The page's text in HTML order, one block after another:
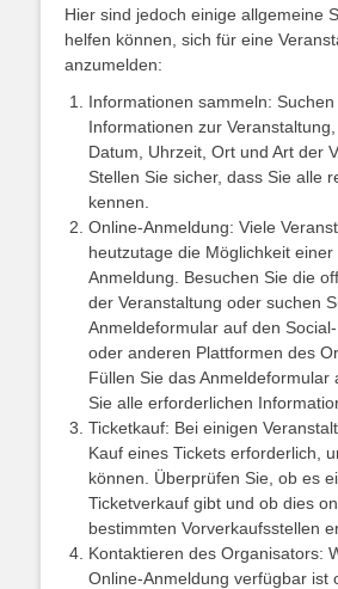
Hier sind jedoch einige allgemeine
helfen können, sich für eine
anzumelden:
Informationen sammeln: Suchen
Informationen zur
Datum, Uhrzeit, Ort und Art der
Stellen Sie sicher, dass Sie alle
kennen.
Online-Anmeldung: Viele
heutzutage die Möglichkeit einer
Anmeldung. Besuchen Sie die
der Veranstaltung oder suchen
Anmeldeformular auf den
oder anderen Plattformen des
Füllen Sie das Anmeldeformular
Sie alle erforderlichen
Ticketkauf: Bei einigen
Kauf eines Tickets erforderlich,
können. Überprüfen Sie, ob es
Ticketverkauf gibt und ob dies
bestimmten Vorverkaufsstellen
Kontaktieren des Organisators:
Online-Anmeldung verfügbar ist